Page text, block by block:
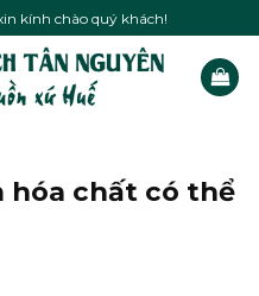
kính chào quý khách!
hóa chất có thể